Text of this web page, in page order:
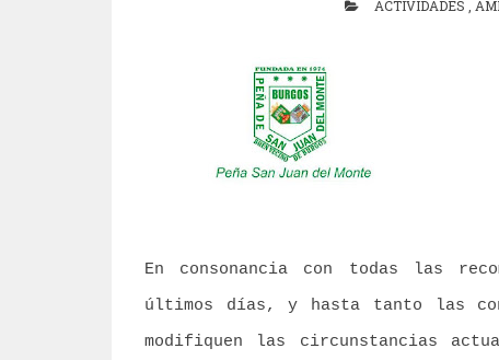
ACTIVIDADES
En consonancia con todas las
últimos días, y hasta tanto las
modifiquen las circunstancias